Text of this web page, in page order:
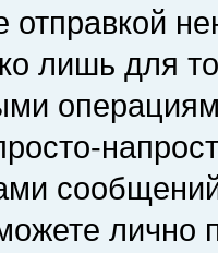
отправкой
лишь для
лично